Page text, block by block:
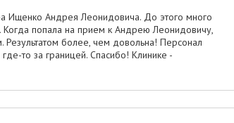
Ищенко Андрея Леонидовича. До этого много
Когда попала на прием к Андрею Леонидовичу,
более, чем довольна! Персонал
то за границей. Спасибо! Клинике -